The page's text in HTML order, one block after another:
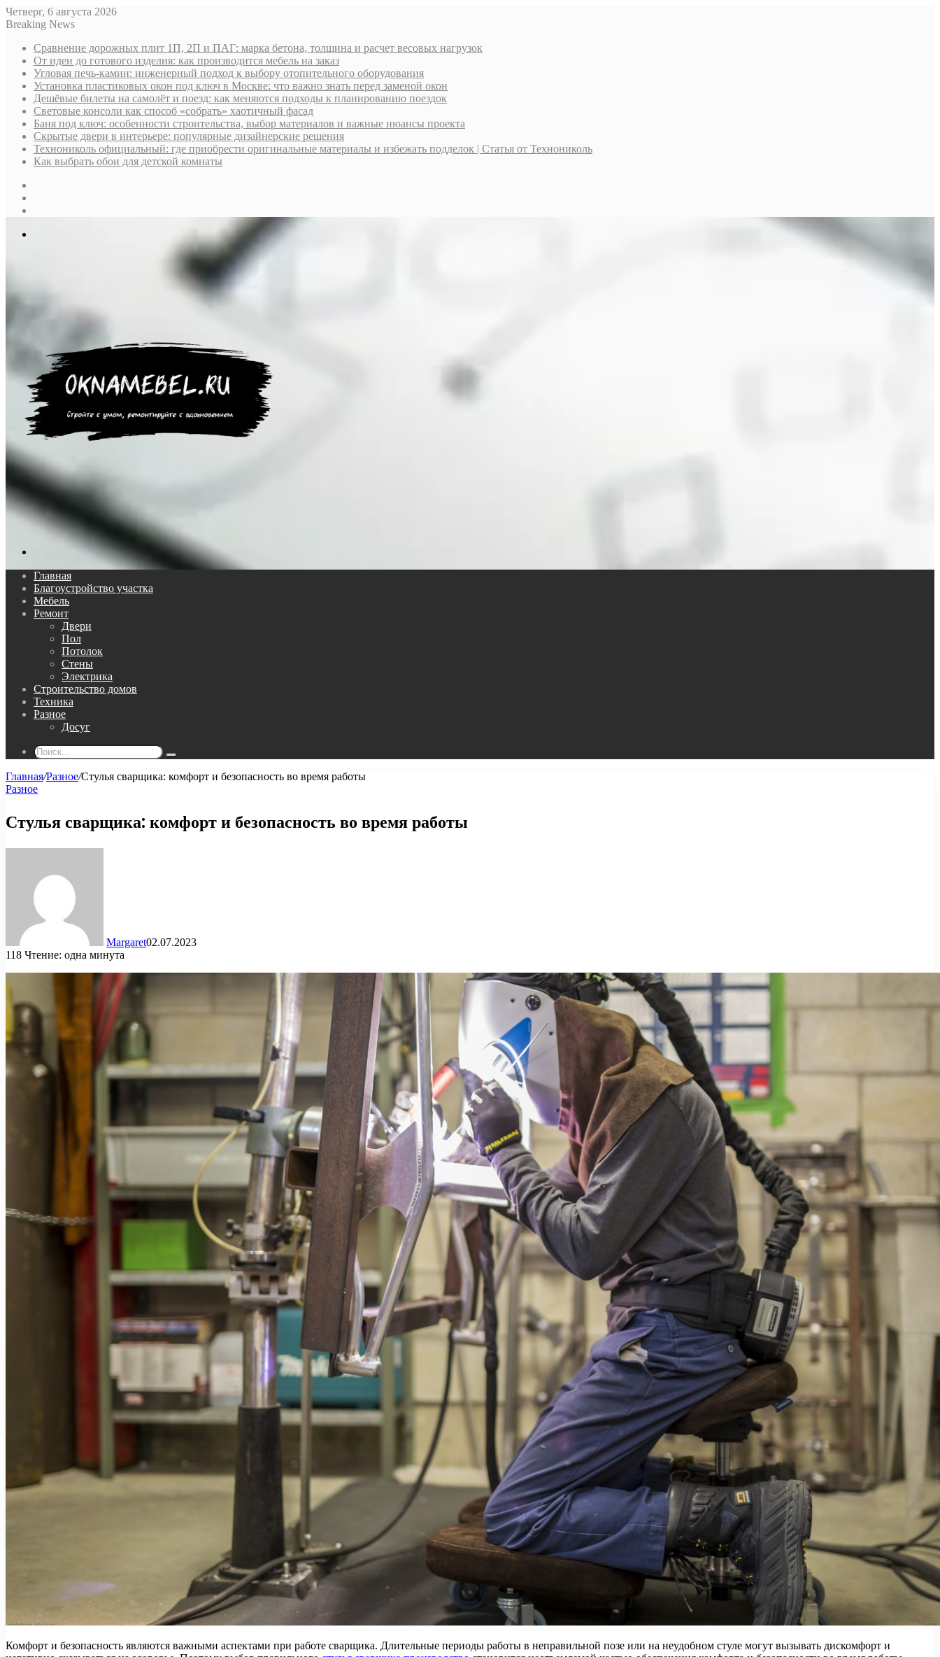
Четверг, 6 августа 2026
Breaking News
Сравнение дорожных плит 1П, 2П и ПАГ: марка бетона, толщина и расчет весовых нагрузок
От идеи до готового изделия: как производится мебель на заказ
Угловая печь-камин: инженерный подход к выбору отопительного оборудования
Установка пластиковых окон под ключ в Москве: что важно знать перед заменой окон
Дешёвые билеты на самолёт и поезд: как меняются подходы к планированию поездок
Световые консоли как способ «собрать» хаотичный фасад
Баня под ключ: особенности строительства, выбор материалов и важные нюансы проекта
Скрытые двери в интерьере: популярные дизайнерские решения
Технониколь официальный: где приобрести оригинальные материалы и избежать подделок | Статья от Технониколь
Как выбрать обои для детской комнаты
Главная
Благоустройство участка
Мебель
Ремонт
Двери
Пол
Потолок
Стены
Электрика
Строительство домов
Техника
Разное
Досуг
Поиск...
Главная/Разное/Стулья сварщика: комфорт и безопасность во время работы
Разное
Стулья сварщика: комфорт и безопасность во время работы
Margaret02.07.2023
118 Чтение: одна минута
Комфорт и безопасность являются важными аспектами при работе сварщика. Длительные периоды работы в неправильной позе или на неудобном стуле могут вызывать дискомфорт и